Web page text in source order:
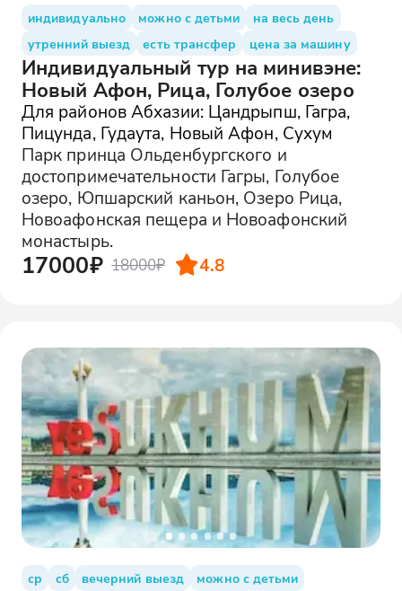
индивидуально можно с детьми
на весь день
утренний выезд
есть трансфер цена за машину
Индивидуальный тур на минивэне:
Новый Афон, Рица, Голубое озеро
Для районов Абхазии: Цандрыпш, Гагра,
Пицунда, Гудаута, Новый Афон, Сухум
Парк принца Ольденбургского и
достопримечательности Гагры, Голубое
озеро, Юпшарский каньон, Озеро Рица,
Новоафонская пещера и Новоафонский
монастырь.
17000₽ 18000₽ 4.8
ср сб вечерний выезд
можно с детьми